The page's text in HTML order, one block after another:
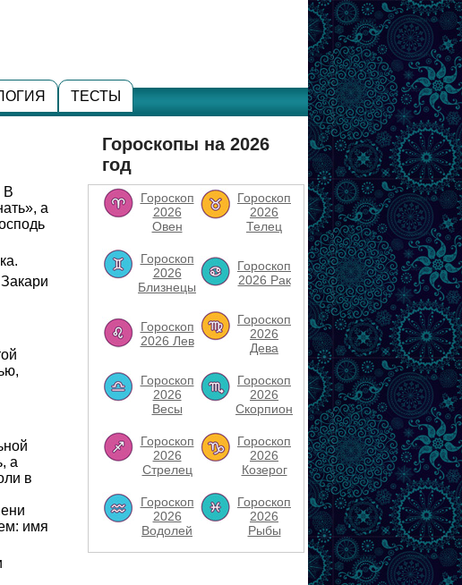
ТЕСТЫ
В
а
а
в
имя
Гороскопы на 2026
год
Гороскоп
2026
Овен
Гороскоп
2026
Телец
Гороскоп
2026
Близнецы
Гороскоп
2026 Рак
Гороскоп
2026 Лев
Гороскоп
2026
Дева
Гороскоп
2026
Весы
Гороскоп
2026
Скорпион
Гороскоп
2026
Стрелец
Гороскоп
2026
Козерог
Гороскоп
2026
Водолей
Гороскоп
2026
Рыбы